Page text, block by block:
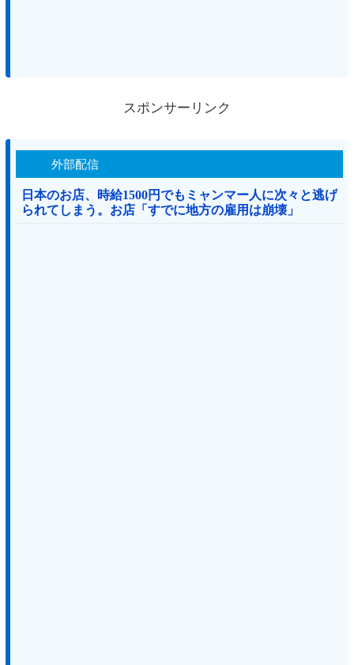
スポンサーリンク
外部配信
日本のお店、時給1500円でもミャンマー人に次々と逃げ
られてしまう。お店「すでに地方の雇用は崩壊」